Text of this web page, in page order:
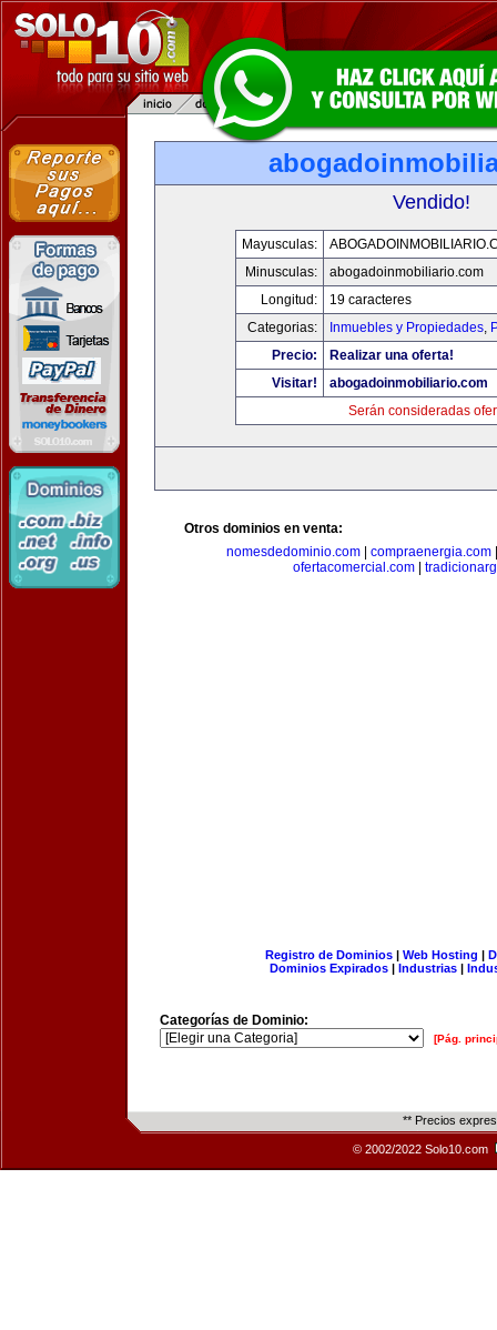
Vendido!
Mayusculas:
Minusculas:
abogadoinmobiliario.com
Longitud:
19 caracteres
Categorias:
Inmuebles y Propiedades,
Precio:
Realizar una oferta!
Visitar!
abogadoinmobiliario.com
Serán consideradas
Otros dominios en venta:
nomesdedominio.com| compraenergia.com
ofertacomercial.com
Registro de Dominios| Web Hosting |
Dominios Expirados | Industrias |
Categorías de Dominio:
[Pág.
** Precios
© 2002/2022 Solo10.com